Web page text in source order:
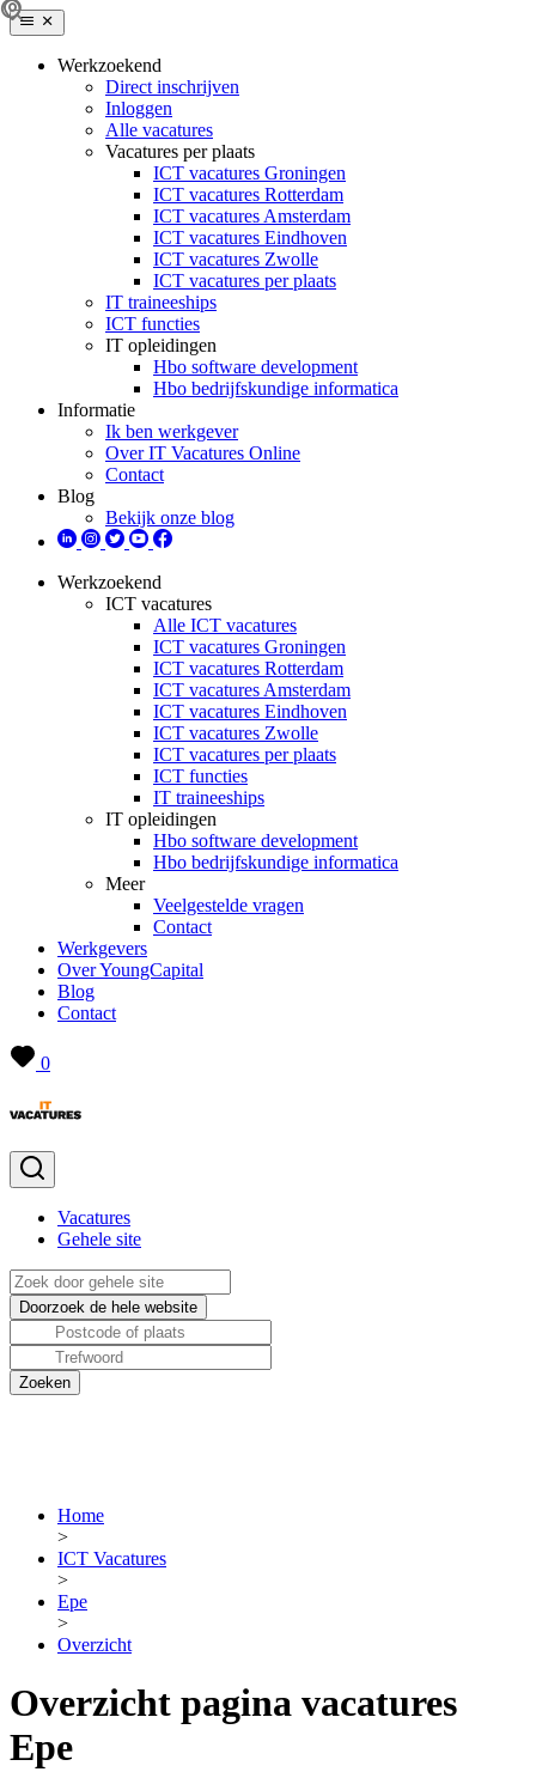
Werkzoekend
Direct inschrijven
Inloggen
Alle vacatures
Vacatures per plaats
ICT vacatures Groningen
ICT vacatures Rotterdam
ICT vacatures Amsterdam
ICT vacatures Eindhoven
ICT vacatures Zwolle
ICT vacatures per plaats
IT traineeships
ICT functies
IT opleidingen
Hbo software development
Hbo bedrijfskundige informatica
Informatie
Ik ben werkgever
Over IT Vacatures Online
Contact
Blog
Bekijk onze blog
Werkzoekend
ICT vacatures
Alle ICT vacatures
ICT vacatures Groningen
ICT vacatures Rotterdam
ICT vacatures Amsterdam
ICT vacatures Eindhoven
ICT vacatures Zwolle
ICT vacatures per plaats
ICT functies
IT traineeships
IT opleidingen
Hbo software development
Hbo bedrijfskundige informatica
Meer
Veelgestelde vragen
Contact
Werkgevers
Over YoungCapital
Blog
Contact
0
Vacatures
Gehele site
Home
>
ICT Vacatures
>
Epe
>
Overzicht
Overzicht pagina vacatures
Epe